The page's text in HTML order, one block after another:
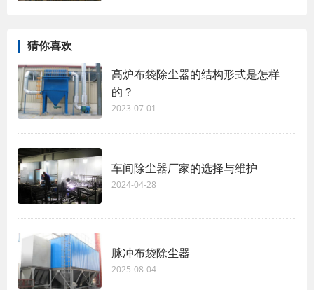
猜你喜欢
高炉布袋除尘器的结构形式是怎样
的？
2023-07-01
车间除尘器厂家的选择与维护
2024-04-28
脉冲布袋除尘器
2025-08-04